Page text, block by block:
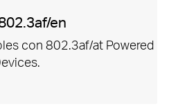
en
con 802.3af/at Powered